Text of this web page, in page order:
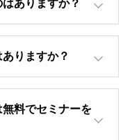
ありますか？
りますか？
料でセミナーを